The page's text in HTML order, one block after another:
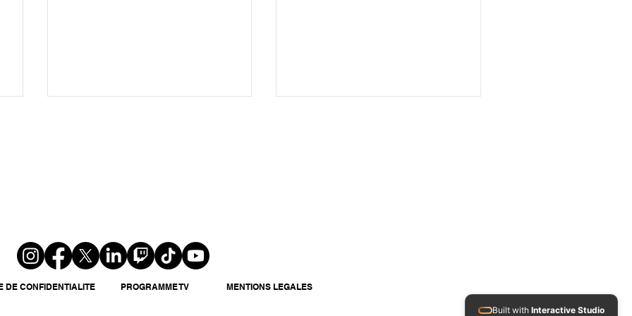
» fait son grand retour sur
TFX dès le 24 août avec des
MENTIONS LEGALES
DE CONFIDENTIALITE PROGRAMME TV
Built with Interactive Studio